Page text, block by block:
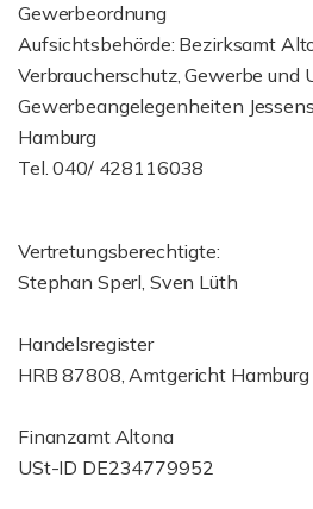
Gewerbeordnung
Aufsichtsbehörde: Bezirksamt
Verbraucherschutz, Gewerbe und
Gewerbeangelegenheiten
Hamburg
Tel. 040/ 428116038
Vertretungsberechtigte:
Stephan Sperl, Sven Lüth
Handelsregister
HRB 87808, Amtgericht Hamburg
Finanzamt Altona
USt-ID DE234779952